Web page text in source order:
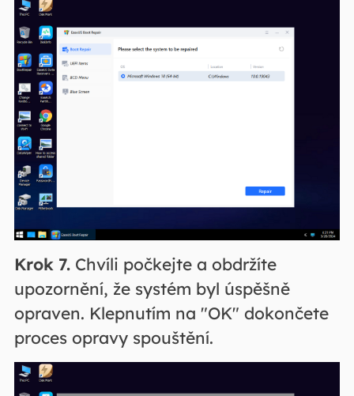
Krok 7.Chvíli počkejte a obdržíte
upozornění, že systém byl úspěšně
opraven. Klepnutím na "OK" dokončete
proces opravy spouštění.